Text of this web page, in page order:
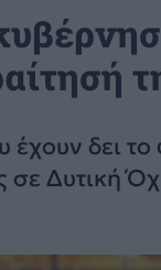
δει το
σε Δυτική